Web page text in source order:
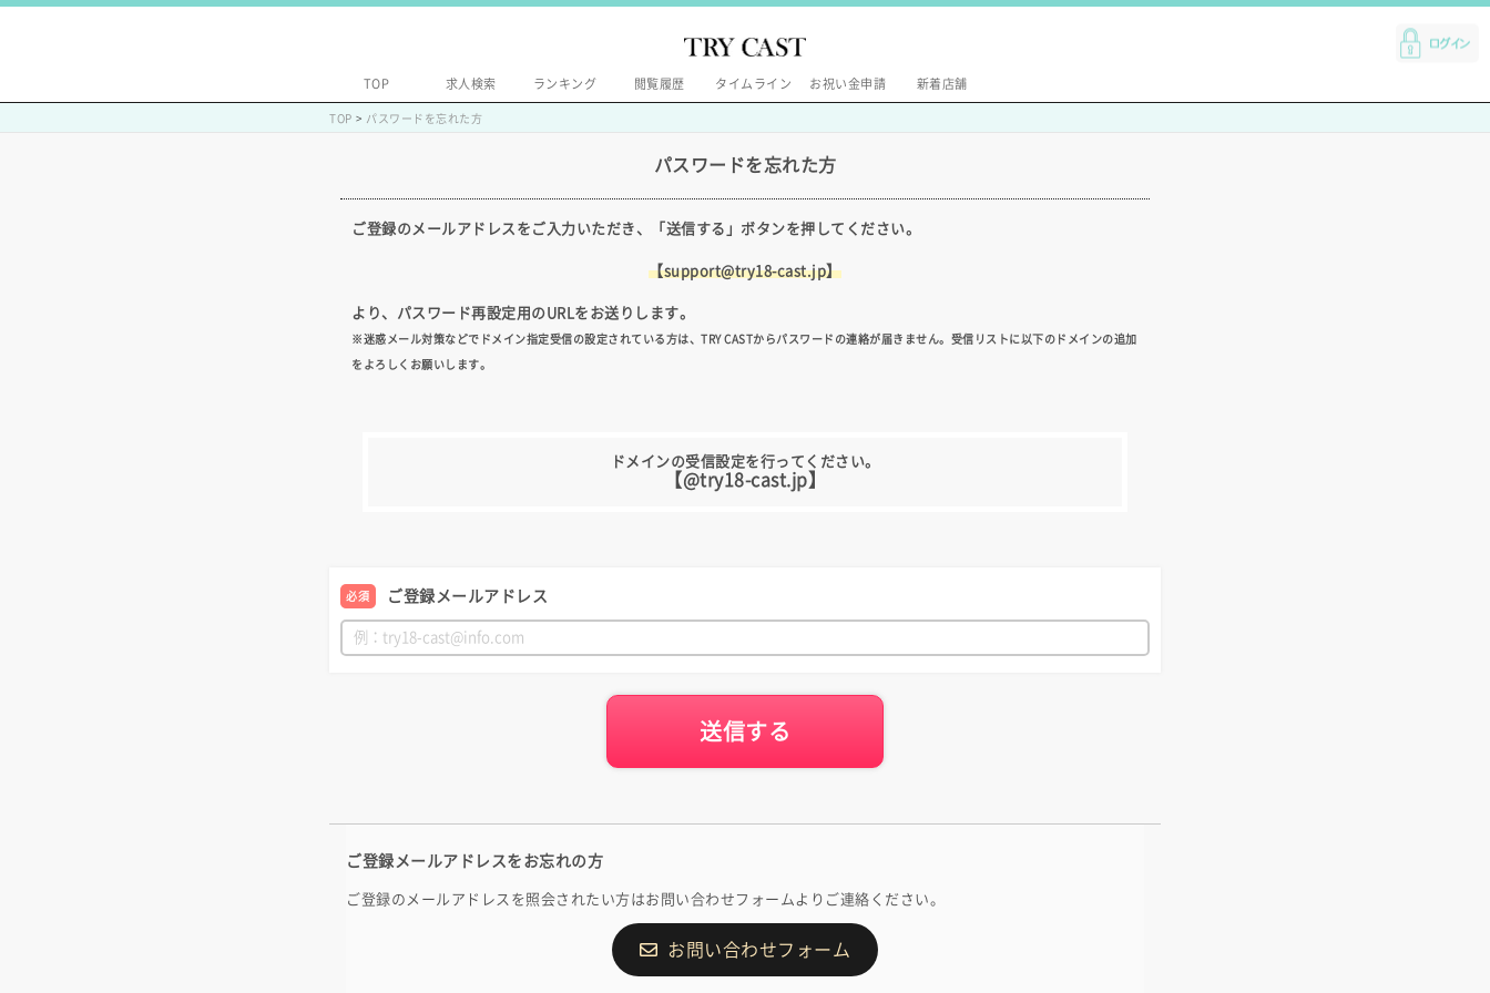
TOP 求人検索 ランキング 閲覧履歴 タイムライン お祝い金申請 新着店舗
TOP > パスワードを忘れた方
パスワードを忘れた方
ご登録のメールアドレスをご入力いただき、「送信する」ボタンを押してください。
【support@try18-cast.jp】
より、パスワード再設定用のURLをお送りします。
※迷惑メール対策などでドメイン指定受信の設定されている方は、TRY CASTからパスワードの連絡が届きません。受信リストに以下のドメインの追加
をよろしくお願いします。
ドメインの受信設定を行ってください。
【@try18-cast.jp】
必須 ご登録メールアドレス
送信する
ご登録メールアドレスをお忘れの方
ご登録のメールアドレスを照会されたい方はお問い合わせフォームよりご連絡ください。
お問い合わせフォーム